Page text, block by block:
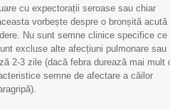
cu expectorații seroase sau chiar
vorbește despre o bronșită acută
Nu sunt semne clinice specifice ce
excluse alte afecțiuni pulmonare sau
2-3 zile (dacă febra durează mai mult
semne de afectare a căilor
gastric primar
Hodgkin